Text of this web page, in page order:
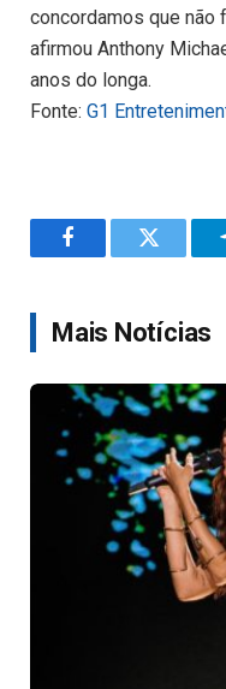
concordamos que não
afirmou Anthony
anos do longa.
Fonte: G1
FacebookTwitter
Mais Notícias